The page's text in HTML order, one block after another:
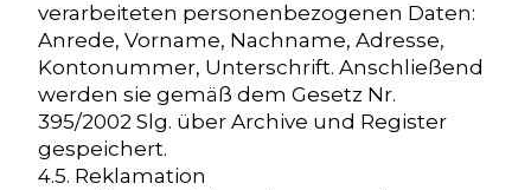
verarbeiteten personenbezogenen Daten:
Anrede, Vorname, Nachname, Adresse,
Kontonummer, Unterschrift. Anschließend
werden sie gemäß dem Gesetz Nr.
395/2002 Slg. über Archive und Register
gespeichert.
4.5. Reklamation